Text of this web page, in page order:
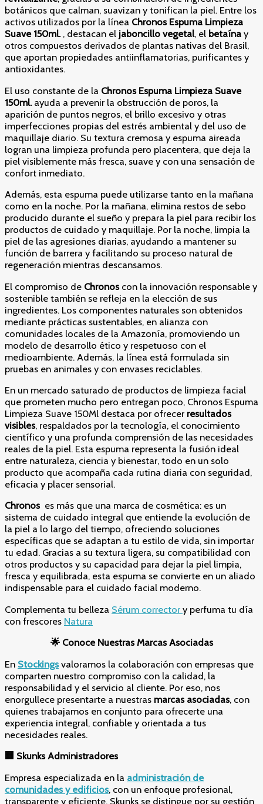
botánicos que calman, suavizan y tonifican la piel. Entre los
activos utilizados por la línea Chronos Espuma Limpieza
Suave 150ml. , destacan el jaboncillo vegetal, el betaína y
otros compuestos derivados de plantas nativas del Brasil,
que aportan propiedades antiinflamatorias, purificantes y
antioxidantes.
El uso constante de la Chronos Espuma Limpieza Suave
150ml.ayuda a prevenir la obstrucción de poros, la
aparición de puntos negros, el brillo excesivo y otras
imperfecciones propias del estrés ambiental y del uso de
maquillaje diario. Su textura cremosa y espuma aireada
logran una limpieza profunda pero placentera, que deja la
piel visiblemente más fresca, suave y con una sensación de
confort inmediato.
Además, esta espuma puede utilizarse tanto en la mañana
como en la noche. Por la mañana, elimina restos de sebo
producido durante el sueño y prepara la piel para recibir los
productos de cuidado y maquillaje. Por la noche, limpia la
piel de las agresiones diarias, ayudando a mantener su
función de barrera y facilitando su proceso natural de
regeneración mientras descansamos.
El compromiso de Chronos con la innovación responsable y
sostenible también se refleja en la elección de sus
ingredientes. Los componentes naturales son obtenidos
mediante prácticas sustentables, en alianza con
comunidades locales de la Amazonía, promoviendo un
modelo de desarrollo ético y respetuoso con el
medioambiente. Además, la línea está formulada sin
pruebas en animales y con envases reciclables.
En un mercado saturado de productos de limpieza facial
que prometen mucho pero entregan poco, Chronos Espuma
Limpieza Suave 150Ml destaca por ofrecer resultados
visibles, respaldados por la tecnología, el conocimiento
científico y una profunda comprensión de las necesidades
reales de la piel. Esta espuma representa la fusión ideal
entre naturaleza, ciencia y bienestar, todo en un solo
producto que acompaña cada rutina diaria con seguridad,
eficacia y placer sensorial.
Chronos es más que una marca de cosmética: es un
sistema de cuidado integral que entiende la evolución de
la piel a lo largo del tiempo, ofreciendo soluciones
específicas que se adaptan a tu estilo de vida, sin importar
tu edad. Gracias a su textura ligera, su compatibilidad con
otros productos y su capacidad para dejar la piel limpia,
fresca y equilibrada, esta espuma se convierte en un aliado
indispensable para el cuidado facial moderno.
Complementa tu belleza Sérum corrector y perfuma tu día
con frescores Natura
🌟 Conoce Nuestras Marcas Asociadas
En Stockingsvaloramos la colaboración con empresas que
comparten nuestro compromiso con la calidad, la
responsabilidad y el servicio al cliente. Por eso, nos
enorgullece presentarte a nuestras marcas asociadas, con
quienes trabajamos en conjunto para ofrecerte una
experiencia integral, confiable y orientada a tus
necesidades reales.
🏢 Skunks Administradores
Empresa especializada en la administración de
comunidades y edificios, con un enfoque profesional,
transparente y eficiente. Skunks se distingue por su gestión